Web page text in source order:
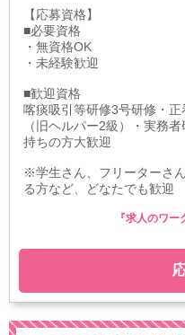
【応募資格】
■必要資格
・無資格OK
・未経験歓迎
■歓迎資格
喀痰吸引等研修3号研修・
（旧ヘルパー2級）・実務
持ちの方大歓迎
※学生さん、フリーターさ
る方など、どなたでも歓迎
『求人のワ